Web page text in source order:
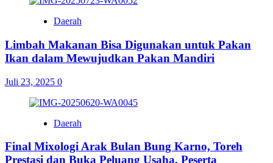
Daerah
Limbah Makanan Bisa Digunakan untuk Pakan
Ikan dalam Mewujudkan Pakan Mandiri
Juli 23, 2025 0
Daerah
Final Mixologi Arak Bulan Bung Karno, Toreh
Prestasi dan Buka Peluang Usaha, Peserta